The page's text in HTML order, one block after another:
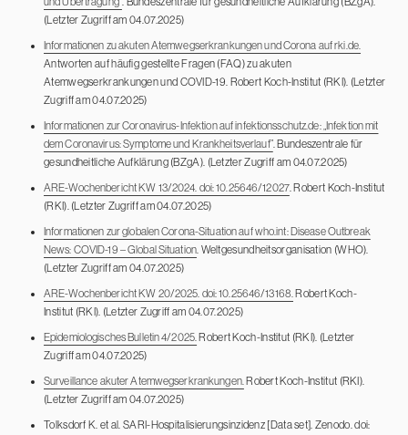
(Letzter Zugriff am 04.07.2025)
Informationen zu akuten Atemwegserkrankungen und Corona auf rki.de.
Antworten auf häufig gestellte Fragen (FAQ) zu akuten
Atemwegserkrankungen und COVID-19. Robert Koch-Institut (RKI). (Letzter
Zugriff am 04.07.2025)
Informationen zur Coronavirus-Infektion auf infektionsschutz.de: „Infektion mit
dem Coronavirus: Symptome und Krankheitsverlauf”. Bundeszentrale für
gesundheitliche Aufklärung (BZgA). (Letzter Zugriff am 04.07.2025)
ARE-Wochenbericht KW 13/2024. doi: 10.25646/12027. Robert Koch-Institut
(RKI). (Letzter Zugriff am 04.07.2025)
Informationen zur globalen Corona-Situation auf who.int: Disease Outbreak
News: COVID-19 – Global Situation. Weltgesundheitsorganisation (WHO).
(Letzter Zugriff am 04.07.2025)
ARE-Wochenbericht KW 20/2025. doi: 10.25646/13168. Robert Koch-
Institut (RKI). (Letzter Zugriff am 04.07.2025)
Epidemiologisches Bulletin 4/2025. Robert Koch-Institut (RKI). (Letzter
Zugriff am 04.07.2025)
Surveillance akuter Atemwegserkrankungen. Robert Koch-Institut (RKI).
(Letzter Zugriff am 04.07.2025)
Tolksdorf K. et al. SARI-Hospitalisierungsinzidenz [Data set]. Zenodo. doi: